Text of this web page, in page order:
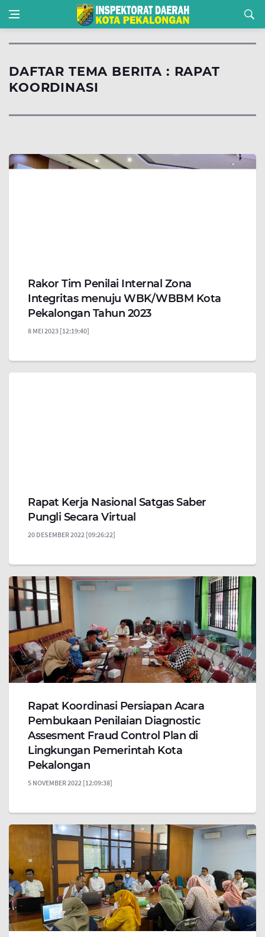
DAFTAR TEMA BERITA : RAPAT
KOORDINASI
Rakor Tim Penilai Internal Zona
Integritas menuju WBK/WBBM Kota
Pekalongan Tahun 2023
8 MEI 2023 [12:19:40]
Rapat Kerja Nasional Satgas Saber
Pungli Secara Virtual
20 DESEMBER 2022 [09:26:22]
Rapat Koordinasi Persiapan Acara
Pembukaan Penilaian Diagnostic
Assesment Fraud Control Plan di
Lingkungan Pemerintah Kota
Pekalongan
5 NOVEMBER 2022 [12:09:38]